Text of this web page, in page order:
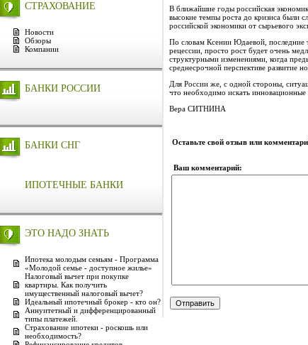
СТРАХОВАНИЕ
Новости
Обзоры
Компании
БАНКИ РОССИИ
БАНКИ СНГ
ИПОТЕЧНЫЕ БАНКИ
ЭТО НАДО ЗНАТЬ
Ипотека молодым семьям - Программа
«Молодой семье - доступное жилье»
Налоговый вычет при покупке
квартиры. Как получить
имущественный налоговый вычет?
Идеальный ипотечный брокер - кто он?
Аннуитетный и дифференцированный
типы платежей.
Страхование ипотеки - роскошь или
необходимость?
В ближайшие годы российская
высокие темпы роста до кризиса были
российской экономики от сырьевого
По словам Ксении Юдаевой, последние
рецессии, просто рост будет очень
структурными изменениями, когда
среднесрочной перспективе развитие
Для России же, с одной стороны,
что необходимо искать
Вера СИТНИНА
Оставьте свой отзыв или
Ваш комментарий: